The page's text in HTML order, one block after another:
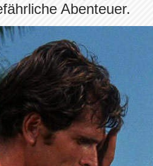
Abenteuer.